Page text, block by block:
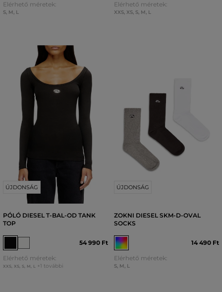
Elérhető méretek:
S, M, L
Elérhető méretek:
XXS, XS, S, M, L
ÚJDONSÁG
PÓLÓ DIESEL T-BAL-OD TANK
TOP
54 990 Ft
Elérhető méretek:
XXS, XS, S, M L +1 további
ÚJDONSÁG
ZOKNI DIESEL SKM-D-OVAL
SOCKS
14 490 Ft
Elérhető méretek:
S, M, L